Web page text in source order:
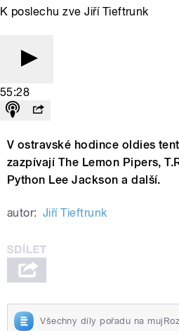
K poslechu zve Jiří Tieftrunk
55:28
V ostravské hodince oldies
zazpívají The Lemon Pipers,
Python Lee Jackson a další.
autor: Jiří Tieftrunk
Všechny díly pořadu na